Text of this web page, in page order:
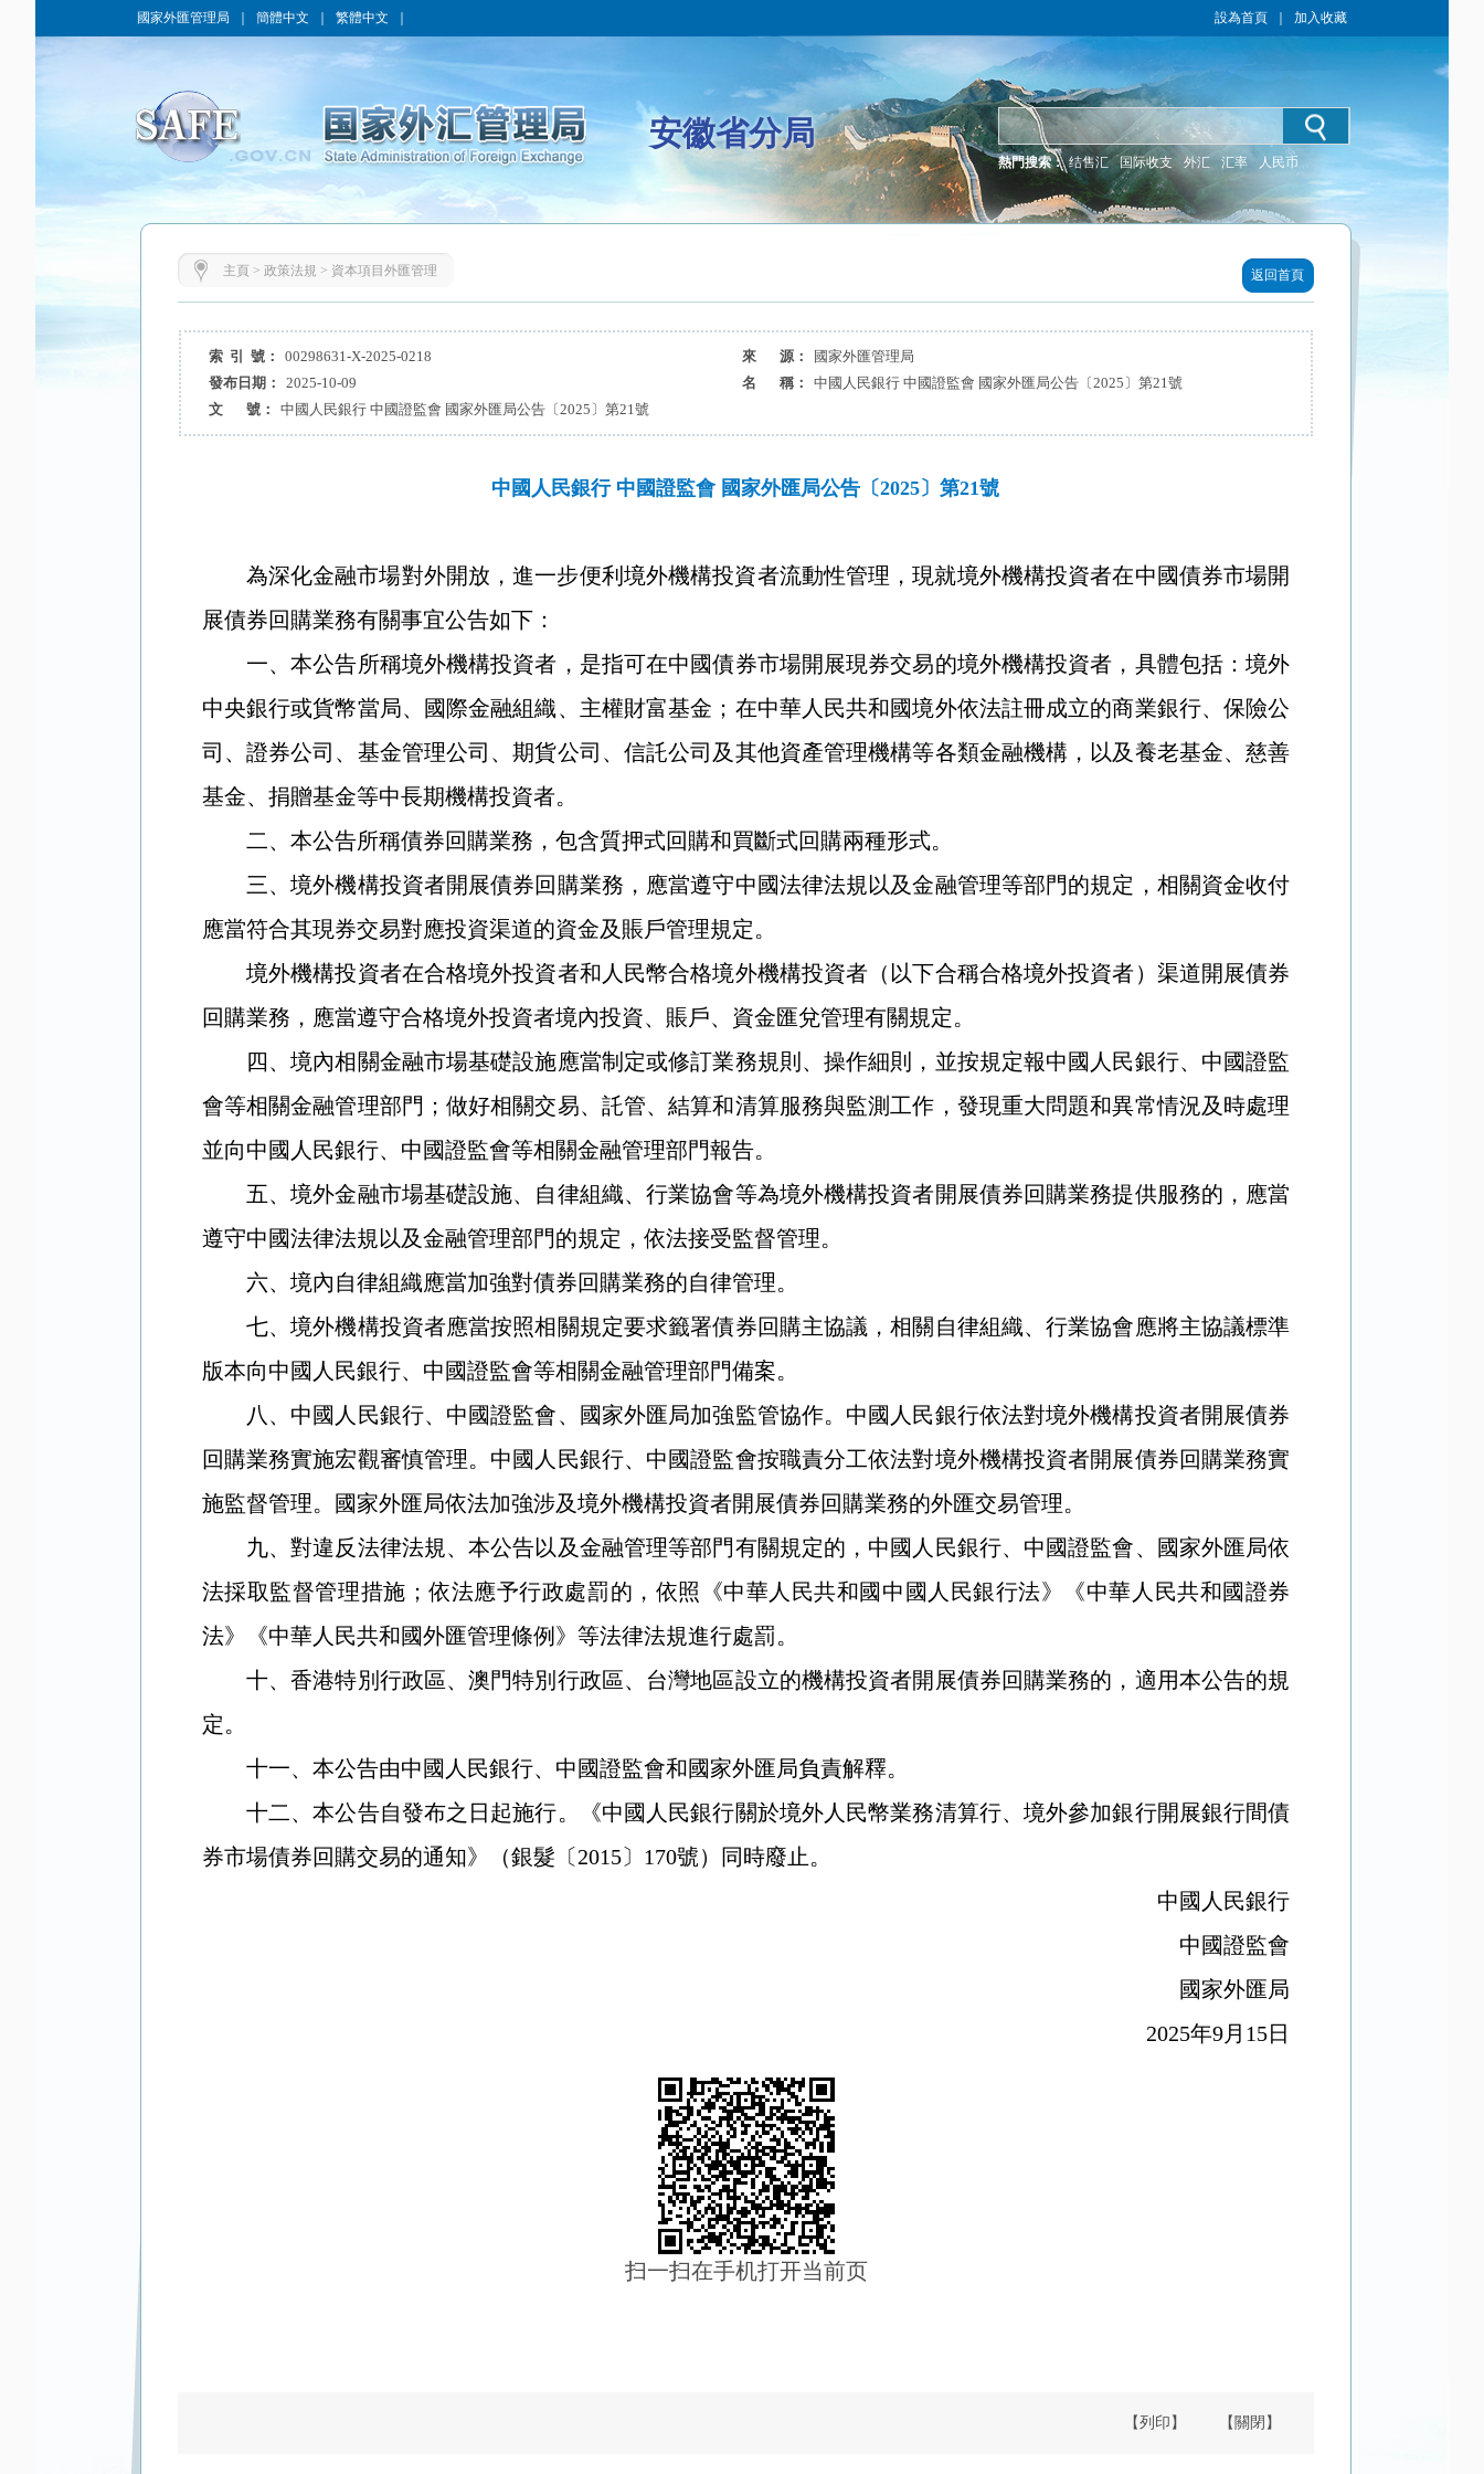
國家外匯管理局 簡體中文 繁體中文 設為首頁 加入收藏
安徽省分局
熱門搜索： 结售汇 国际收支 外汇 汇率 人民币
主頁 > 政策法規 > 資本項目外匯管理 返回首頁
索 引 號： 00298631-X-2025-0218 來 源：
國家外匯管理局
發布日期：
2025-10-09 名 稱：
中國人民銀行 中國證監會 國家外匯局公告〔2025〕第21號
文 號：
中國人民銀行 中國證監會 國家外匯局公告〔2025〕第21號
中國人民銀行 中國證監會 國家外匯局公告〔2025〕第21號
為深化金融市場對外開放，進一步便利境外機構投資者流動性管理，現就境外機構投資者在中國債券市場開
展債券回購業務有關事宜公告如下：
一、本公告所稱境外機構投資者，是指可在中國債券市場開展現券交易的境外機構投資者，具體包括：境外
中央銀行或貨幣當局、國際金融組織、主權財富基金；在中華人民共和國境外依法註冊成立的商業銀行、保險公
司、證券公司、基金管理公司、期貨公司、信託公司及其他資產管理機構等各類金融機構，以及養老基金、慈善
基金、捐贈基金等中長期機構投資者。
二、本公告所稱債券回購業務，包含質押式回購和買斷式回購兩種形式。
三、境外機構投資者開展債券回購業務，應當遵守中國法律法規以及金融管理等部門的規定，相關資金收付
應當符合其現券交易對應投資渠道的資金及賬戶管理規定。
境外機構投資者在合格境外投資者和人民幣合格境外機構投資者（以下合稱合格境外投資者）渠道開展債券
回購業務，應當遵守合格境外投資者境內投資、賬戶、資金匯兌管理有關規定。
四、境內相關金融市場基礎設施應當制定或修訂業務規則、操作細則，並按規定報中國人民銀行、中國證監
會等相關金融管理部門；做好相關交易、託管、結算和清算服務與監測工作，發現重大問題和異常情況及時處理
並向中國人民銀行、中國證監會等相關金融管理部門報告。
五、境外金融市場基礎設施、自律組織、行業協會等為境外機構投資者開展債券回購業務提供服務的，應當
遵守中國法律法規以及金融管理部門的規定，依法接受監督管理。
六、境內自律組織應當加強對債券回購業務的自律管理。
七、境外機構投資者應當按照相關規定要求籤署債券回購主協議，相關自律組織、行業協會應將主協議標準
版本向中國人民銀行、中國證監會等相關金融管理部門備案。
八、中國人民銀行、中國證監會、國家外匯局加強監管協作。中國人民銀行依法對境外機構投資者開展債券
回購業務實施宏觀審慎管理。中國人民銀行、中國證監會按職責分工依法對境外機構投資者開展債券回購業務實
施監督管理。國家外匯局依法加強涉及境外機構投資者開展債券回購業務的外匯交易管理。
九、對違反法律法規、本公告以及金融管理等部門有關規定的，中國人民銀行、中國證監會、國家外匯局依
法採取監督管理措施；依法應予行政處罰的，依照《中華人民共和國中國人民銀行法》《中華人民共和國證券
法》《中華人民共和國外匯管理條例》等法律法規進行處罰。
十、香港特別行政區、澳門特別行政區、台灣地區設立的機構投資者開展債券回購業務的，適用本公告的規
定。
十一、本公告由中國人民銀行、中國證監會和國家外匯局負責解釋。
十二、本公告自發布之日起施行。《中國人民銀行關於境外人民幣業務清算行、境外參加銀行開展銀行間債
券市場債券回購交易的通知》（銀髮〔2015〕170號）同時廢止。
中國人民銀行
中國證監會
國家外匯局
2025年9月15日
扫一扫在手机打开当前页
【列印】 【關閉】